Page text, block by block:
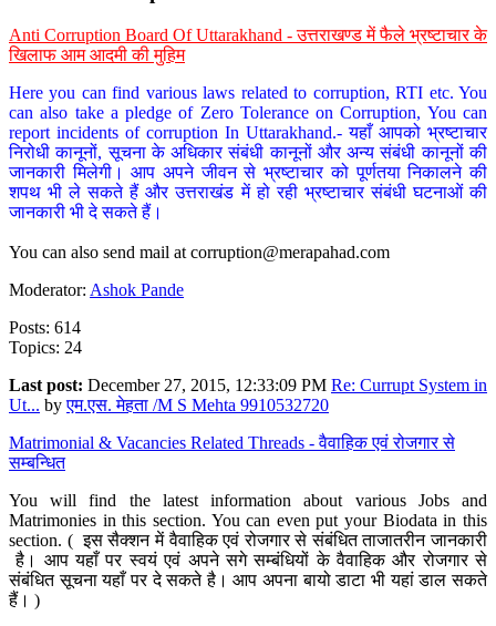
Anti Corruption Board Of Uttarakhand - उत्तराखण्ड में फैले भ्रष्टाचार के
खिलाफ आम आदमी की मुहिम
Here you can find various laws related to corruption, RTI etc. You
can also take a pledge of Zero Tolerance on Corruption, You can
report incidents of corruption In Uttarakhand.- यहाँ आपको भ्रष्टाचार
निरोधी कानूनों, सूचना के अधिकार संबंधी कानूनों और अन्य संबंधी कानूनों की
जानकारी मिलेगी। आप अपने जीवन से भ्रष्टाचार को पूर्णतया निकालने की
शपथ भी ले सकते हैं और उत्तराखंड में हो रही भ्रष्टाचार संबंधी घटनाओं की
जानकारी भी दे सकते हैं।
You can also send mail at corruption@merapahad.com
Moderator: Ashok Pande
Posts: 614
Topics: 24
Last post: December 27, 2015, 12:33:09 PM Re: Currupt System in
Ut... byएम.एस. मेहता /M S Mehta 9910532720
Matrimonial & Vacancies Related Threads - वैवाहिक एवं रोजगार से
सम्बन्धित
You will find the latest information about various Jobs and
Matrimonies in this section. You can even put your Biodata in this
section. ( इस सैक्शन में वैवाहिक एवं रोजगार से संबंधित ताजातरीन जानकारी
है। आप यहाँ पर स्वयं एवं अपने सगे सम्बंधियों के वैवाहिक और रोजगार से
संबंधित सूचना यहाँ पर दे सकते है। आप अपना बायो डाटा भी यहां डाल सकते
हैं। )